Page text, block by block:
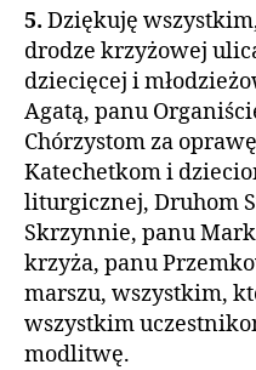
5. Dziękuję
drodze krzyżowej
dziecięcej i
Agatą, panu
Chórzystom za
Katechetkom i
liturgicznej, Druhom
Skrzynnie, panu
krzyża, panu
marszu, wszystkim,
wszystkim
modlitwę.